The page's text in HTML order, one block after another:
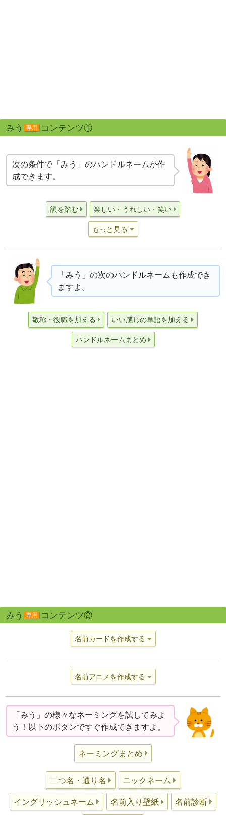
みう 専用 コンテンツ①
次の条件で「みう」のハンドルネームが作
成できます。
韻を踏む 楽しい・うれしい・笑い
もっと見る
「みう」の次のハンドルネームも作成でき
ますよ。
敬称・役職を加える いい感じの単語を加える
ハンドルネームまとめ
みう 専用 コンテンツ②
名前カードを作成する
名前アニメを作成する
「みう」の様々なネーミングを試してみよ
う！以下のボタンですぐ作成できますよ。
ネーミングまとめ
二つ名・通り名 ニックネーム
イングリッシュネーム 名前入り壁紙 名前診断